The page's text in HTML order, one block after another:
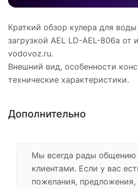
Краткий обзор кулера для
загрузкой AEL LD-AEL-806a от
vodovoz.ru.
Внешний вид, особенности
технические характеристики.
Дополнительно
Мы всегда рады
клиентами. Если у вас
пожелания, предложения,